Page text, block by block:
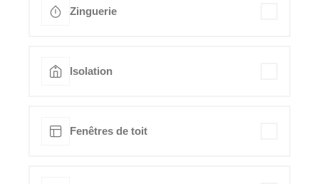
Zinguerie
Isolation
Fenêtres de toit